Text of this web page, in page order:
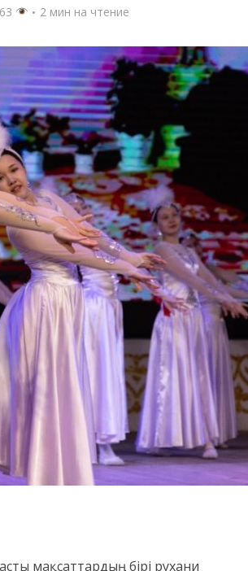
2 мин на чтение
мақсаттардың бірі рухани